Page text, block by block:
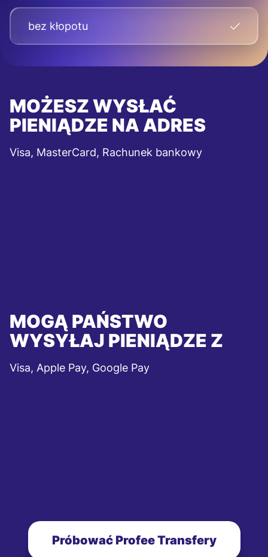
bez kłopotu
MOŻESZ WYSŁAĆ
PIENIĄDZE NA ADRES
Visa, MasterCard, Rachunek bankowy
MOGĄ PAŃSTWO
WYSYŁAJ PIENIĄDZE Z
Visa, Apple Pay, Google Pay
Próbować Profee Transfery